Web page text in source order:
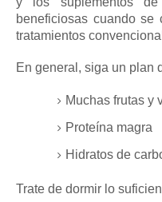
beneficiosas cuando se
tratamientos
En general, siga un plan
Muchas frutas y
Proteína magra
Hidratos de
Trate de dormir lo